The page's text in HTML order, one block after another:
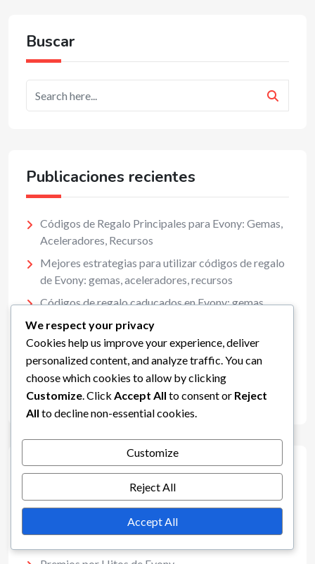
Buscar
Publicaciones recientes
Códigos de Regalo Principales para Evony: Gemas,
Aceleradores, Recursos
Mejores estrategias para utilizar códigos de regalo
de Evony: gemas, aceleradores, recursos
Códigos de regalo caducados en Evony: gemas,
aceleradores, recursos
Códigos de regalo generados por usuarios para
Evony: gemas, aceleraciones, potenciadores
Códigos de regalo gratuitos para Evony: gemas,
aceleradores, recursos
Categorías
Códigos de regalo de Evony
We respect your privacy
Cookies help us improve your experience, deliver
personalized content, and analyze traffic. You can
choose which cookies to allow by clicking
Customize . Click Accept All to consent or Reject
All to decline non-essential cookies.
Customize
Reject All
Accept All